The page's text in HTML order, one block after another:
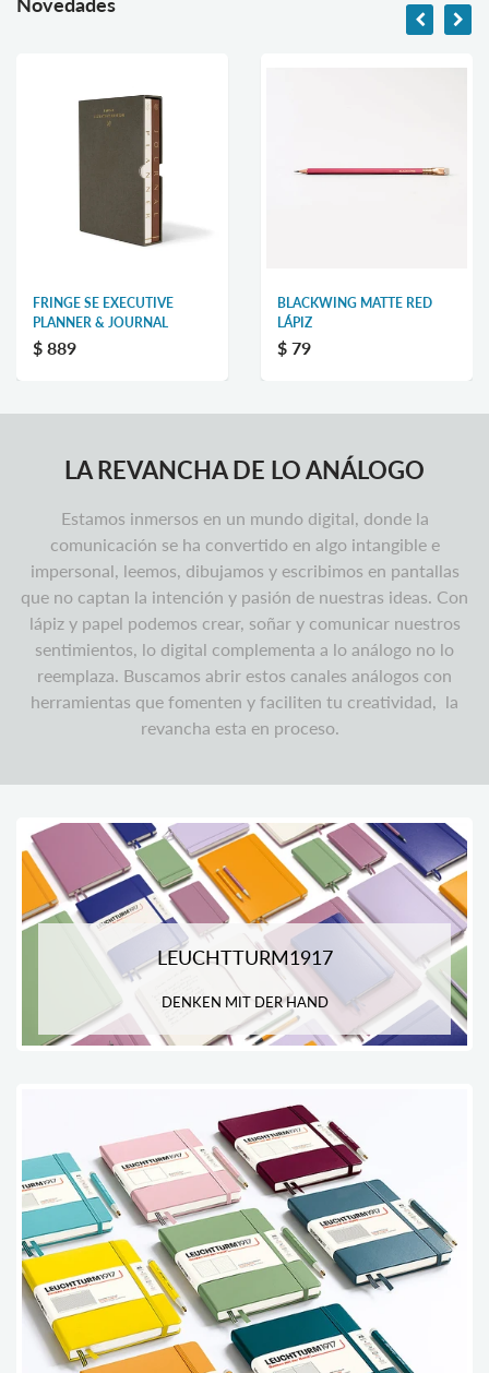
FRINGE SE EXECUTIVE
PLANNER & JOURNAL
$ 889
BLACKWING MATTE RED
LÁPIZ
$ 79
LA REVANCHA DE LO ANÁLOGO
Estamos inmersos en un mundo digital, donde la
comunicación se ha convertido en algo intangible e
impersonal, leemos, dibujamos y escribimos en pantallas
que no captan la intención y pasión de nuestras ideas. Con
lápiz y papel podemos crear, soñar y comunicar nuestros
sentimientos, lo digital complementa a lo análogo no lo
reemplaza. Buscamos abrir estos canales análogos con
herramientas que fomenten y faciliten tu creatividad, la
revancha esta en proceso.
LEUCHTTURM1917
DENKEN MIT DER HAND